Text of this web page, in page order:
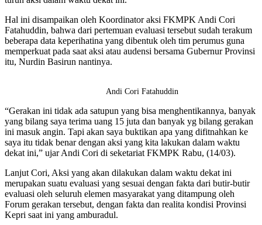
Hal ini disampaikan oleh Koordinator aksi FKMPK Andi Cori
Fatahuddin, bahwa dari pertemuan evaluasi tersebut sudah terakum
beberapa data keperihatina yang dibentuk oleh tim perumus guna
memperkuat pada saat aksi atau audensi bersama Gubernur Provinsi
itu, Nurdin Basirun nantinya.
Andi Cori Fatahuddin
“Gerakan ini tidak ada satupun yang bisa menghentikannya, banyak
yang bilang saya terima uang 15 juta dan banyak yg bilang gerakan
ini masuk angin. Tapi akan saya buktikan apa yang difitnahkan ke
saya itu tidak benar dengan aksi yang kita lakukan dalam waktu
dekat ini,” ujar Andi Cori di seketariat FKMPK Rabu, (14/03).
Lanjut Cori, Aksi yang akan dilakukan dalam waktu dekat ini
merupakan suatu evaluasi yang sesuai dengan fakta dari butir-butir
evaluasi oleh seluruh elemen masyarakat yang ditampung oleh
Forum gerakan tersebut, dengan fakta dan realita kondisi Provinsi
Kepri saat ini yang amburadul.